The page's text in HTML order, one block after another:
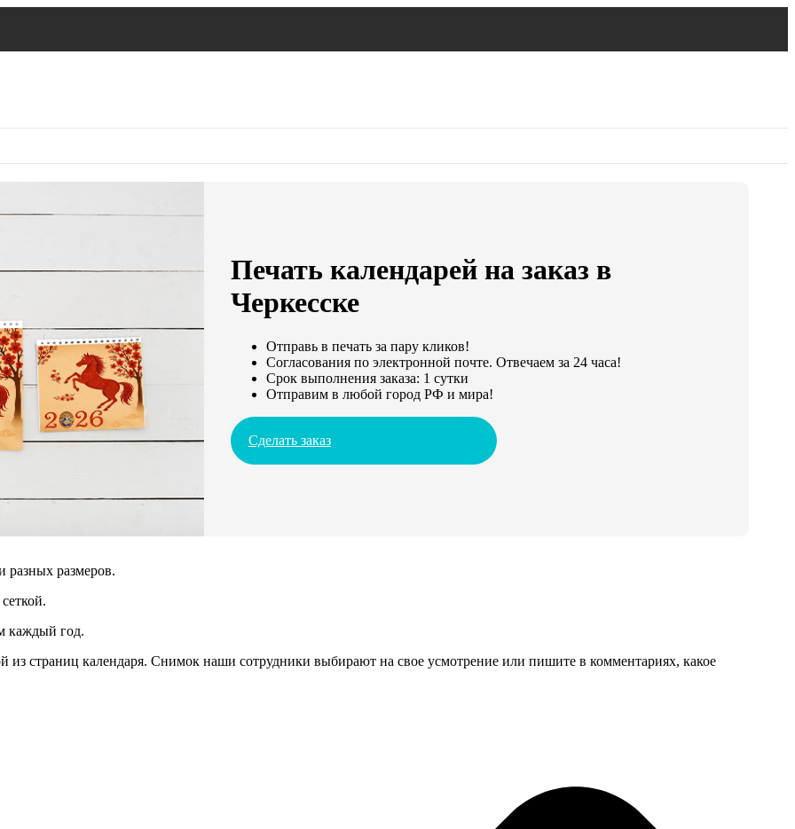
Печать календарей на заказ в
Черкесске
Отправь в печать за пару кликов!
Согласования по электронной почте. Отвечаем за 24 часа!
Срок выполнения заказа: 1 сутки
Отправим в любой город РФ и мира!
Сделать заказ
разных размеров.
каждый год.
страниц календаря. Снимок наши сотрудники выбирают на свое усмотрение или пишите в комментариях, какое